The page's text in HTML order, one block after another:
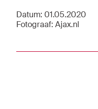
Datum: 01.05.2020
Fotograaf: Ajax.nl